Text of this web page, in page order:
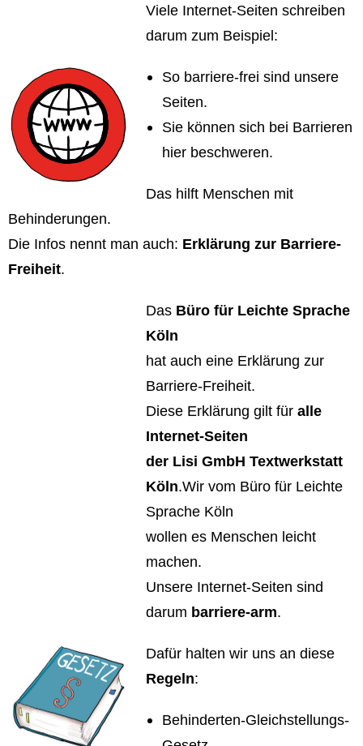
Viele Internet-Seiten schreiben
darum zum Beispiel:
So barriere-frei sind unsere
Seiten.
Sie können sich bei Barrieren
hier beschweren.
Das hilft Menschen mit
Behinderungen.
Die Infos nennt man auch: Erklärung zur Barriere-
Freiheit.
Das Büro für Leichte Sprache
Köln
hat auch eine Erklärung zur
Barriere-Freiheit.
Diese Erklärung gilt für alle
Internet-Seiten
der Lisi GmbH Textwerkstatt
Köln.Wir vom Büro für Leichte
Sprache Köln
wollen es Menschen leicht
machen.
Unsere Internet-Seiten sind
darum barriere-arm.
Dafür halten wir uns an diese
Regeln:
Behinderten-Gleichstellungs-